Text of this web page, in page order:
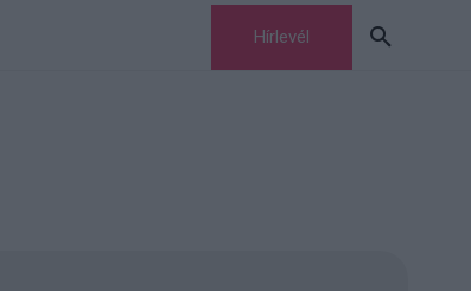
Hírlevél